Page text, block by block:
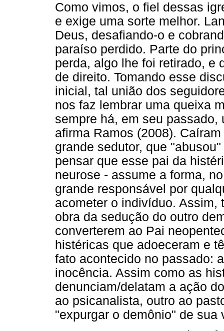
Como vimos, o fiel dessas
e exige uma sorte melhor.
Deus, desafiando-o e
paraíso perdido. Parte do
perda, algo lhe foi retirado, e
de direito. Tomando esse
inicial, tal união dos
nos faz lembrar uma queixa
sempre há, em seu
afirma Ramos (2008).
grande sedutor, que
pensar que esse pai da
neurose - assume a forma,
grande responsável por
acometer o indivíduo. Assim,
obra da sedução do outro
converterem ao Pai
histéricas que adoeceram e
fato acontecido no passado:
inocência. Assim como as
denunciam/delatam a ação
ao psicanalista, outro ao
"expurgar o demônio" de sua